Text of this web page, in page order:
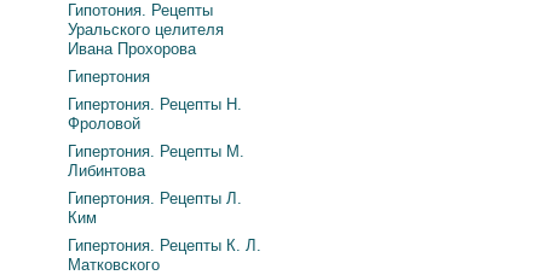
Гипотония. Рецепты
Уральского целителя
Ивана Прохорова
Гипертония
Гипертония. Рецепты Н.
Фроловой
Гипертония. Рецепты М.
Либинтова
Гипертония. Рецепты Л.
Ким
Гипертония. Рецепты К. Л.
Матковского